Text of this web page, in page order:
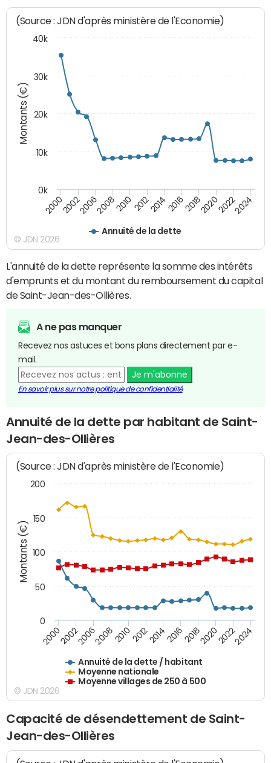
Montants (€)
(Source : JDN d'après ministère de l'Economie)
Annuité de la dette
20002002200620082010 2012201420162018202020222024
0k
10k
20k
30k
40k
© JDN 2026
L'annuité de la dette représente la somme des intérêts
d'emprunts et du montant du remboursement du capital
de Saint-Jean-des-Ollières.
A ne pas manquer
Recevez nos astuces et bons plans directement par e-
mail.
Je m'abonne
En savoir plus sur notre politique de confidentialité
Annuité de la dette par habitant de Saint-
Jean-des-Ollières
Montants (€)
(Source : JDN d'après ministère de l'Economie)
Annuité de la dette / habitant
Moyenne nationale
Moyenne villages de 250 à 500
200020022006200820102012201420162018202020222024
0
50
100
150
200
© JDN 2026
Capacité de désendettement de Saint-
Jean-des-Ollières